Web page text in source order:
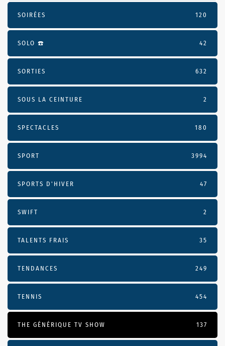
SOIRÉES 120
SOLO ☎️ 42
SORTIES 632
SOUS LA CEINTURE 2
SPECTACLES 180
SPORT 3994
SPORTS D'HIVER 47
SWIFT 2
TALENTS FRAIS 35
TENDANCES 249
TENNIS 454
THE GÉNÉRIQUE TV SHOW 137